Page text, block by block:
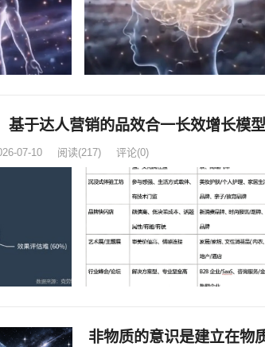
基于达人营销的品效合一长效增长模型
07-10 阅读(217) 评论(0)
非物质的意识是建立在物